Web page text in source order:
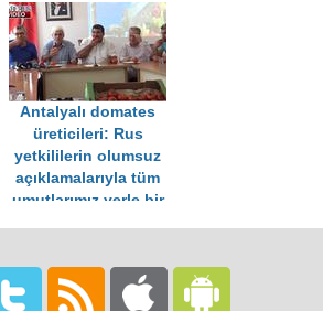
Antalyalı domates
üreticileri: Rus
yetkililerin olumsuz
açıklamalarıyla tüm
umutlarımız yerle bir